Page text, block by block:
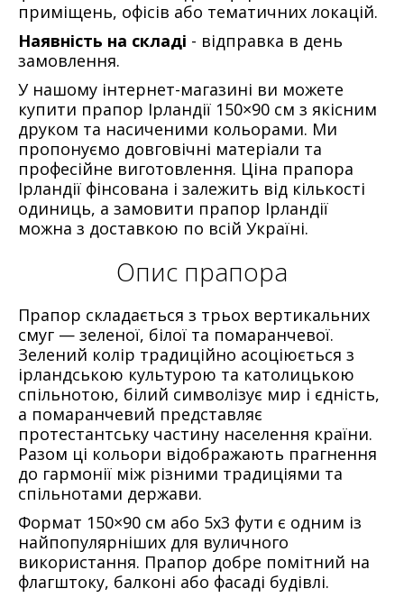
приміщень, офісів або тематичних локацій.
Наявність на складі - відправка в день
замовлення.
У нашому інтернет-магазині ви можете
купити прапор Ірландії 150×90 см з якісним
друком та насиченими кольорами. Ми
пропонуємо довговічні матеріали та
професійне виготовлення. Ціна прапора
Ірландії фінсована і залежить від кількості
одиниць, а замовити прапор Ірландії
можна з доставкою по всій Україні.
Опис прапора
Прапор складається з трьох вертикальних
смуг — зеленої, білої та помаранчевої.
Зелений колір традиційно асоціюється з
ірландською культурою та католицькою
спільнотою, білий символізує мир і єдність,
а помаранчевий представляє
протестантську частину населення країни.
Разом ці кольори відображають прагнення
до гармонії між різними традиціями та
спільнотами держави.
Формат 150×90 см або 5х3 фути є одним із
найпопулярніших для вуличного
використання. Прапор добре помітний на
флагштоку, балконі або фасаді будівлі.